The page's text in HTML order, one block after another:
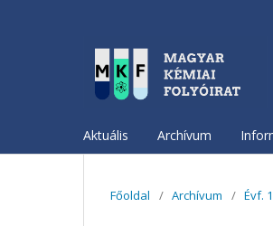
Aktuális Archívum
Főoldal / Archívum / Évf.